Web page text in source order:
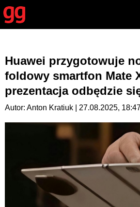
Huawei przygotowuje
foldowy smartfon Mate
prezentacja odbędzie
Autor: Anton Kratiuk | 27.08.2025,